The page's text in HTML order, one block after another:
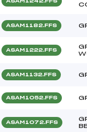
ASAM1182.FFS
ASAM1222.FFS
ASAM1132.FFS
ASAM1052.FFS
ASAM1072.FFS